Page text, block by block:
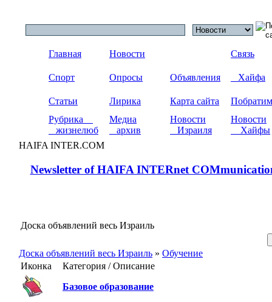
Главная Новости Связь
Спорт Опросы Объявления Хайфа
Статьи Лирика Карта сайта
Рубрика
жизнелюб
Медиа
архив
Новости
Израиля
Новости
Хайфы
HAIFA INTER.COM
Newsletter of HAIFA INTERnet
Доска объявлений весь Израиль
Доска объявлений весь Израиль » Обучение
Иконка
Категория / Описание
Базовое образование